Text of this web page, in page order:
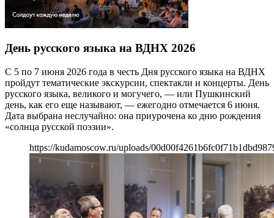
День русского языка на ВДНХ 2026
С 5 по 7 июня 2026 года в честь Дня русского языка на ВДНХ
пройдут тематические экскурсии, спектакли и концерты. День
русского языка, великого и могучего, — или Пушкинский
день, как его еще называют, — ежегодно отмечается 6 июня.
Дата выбрана неслучайно: она приурочена ко дню рождения
«солнца русской поэзии».
https://kudamoscow.ru/uploads/